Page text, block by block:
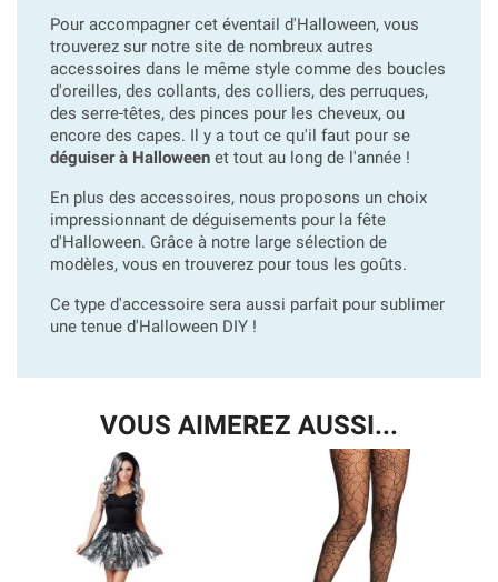
Pour accompagner cet éventail d'Halloween, vous
trouverez sur notre site de nombreux autres
accessoires dans le même style comme des boucles
d'oreilles, des collants, des colliers, des perruques,
des serre-têtes, des pinces pour les cheveux, ou
encore des capes. Il y a tout ce qu'il faut pour se
déguiser à Halloween et tout au long de l'année !
En plus des accessoires, nous proposons un choix
impressionnant de déguisements pour la fête
d'Halloween. Grâce à notre large sélection de
modèles, vous en trouverez pour tous les goûts.
Ce type d'accessoire sera aussi parfait pour sublimer
une tenue d'Halloween DIY !
VOUS AIMEREZ AUSSI...